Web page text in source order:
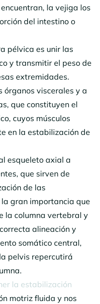
la vejiga los
del intestino o
pélvica es unir las
y transmitir el peso de
extremidades.
órganos viscerales y a
que constituyen el
cuyos músculos
en la estabilización de
esqueleto axial a
que sirven de
de las
gran importancia que
la columna vertebral y
alineación y
somático central,
pelvis repercutirá
la estabilización
motriz fluida y nos